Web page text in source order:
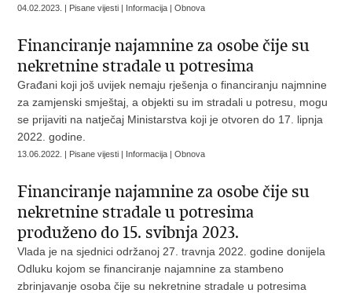
04.02.2023. | Pisane vijesti | Informacija | Obnova
Financiranje najamnine za osobe čije su
nekretnine stradale u potresima
Građani koji još uvijek nemaju rješenja o financiranju najmnine
za zamjenski smještaj, a objekti su im stradali u potresu, mogu
se prijaviti na natječaj Ministarstva koji je otvoren do 17. lipnja
2022. godine.
13.06.2022. | Pisane vijesti | Informacija | Obnova
Financiranje najamnine za osobe čije su
nekretnine stradale u potresima
produženo do 15. svibnja 2023.
Vlada je na sjednici održanoj 27. travnja 2022. godine donijela
Odluku kojom se financiranje najamnine za stambeno
zbrinjavanje osoba čije su nekretnine stradale u potresima